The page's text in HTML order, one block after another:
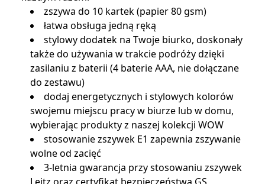
zszywa do 10 kartek (papier 80 gsm)
łatwa obsługa jedną ręką
stylowy dodatek na Twoje biurko, doskonały
także do używania w trakcie podróży dzięki
zasilaniu z baterii (4 baterie AAA, nie dołączane
do zestawu)
dodaj energetycznych i stylowych kolorów
swojemu miejscu pracy w biurze lub w domu,
wybierając produkty z naszej kolekcji WOW
stosowanie zszywek E1 zapewnia zszywanie
wolne od zacięć
3-letnia gwarancja przy stosowaniu zszywek